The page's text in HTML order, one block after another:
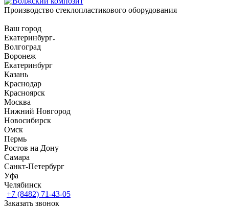
Производство стеклопластикового оборудования
Ваш город
Екатеринбург
Волгоград
Воронеж
Екатеринбург
Казань
Краснодар
Красноярск
Москва
Нижний Новгород
Новосибирск
Омск
Пермь
Ростов на Дону
Самара
Санкт-Петербург
Уфа
Челябинск
+7 (8482) 71-43-05
Заказать звонок